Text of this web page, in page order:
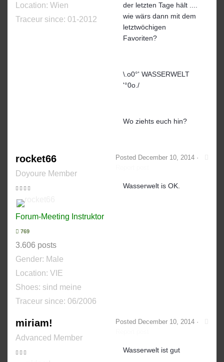
Location: Wien
Traceur since: 01-2012
der letzten Tage hält ....
wie wärs dann mit dem
letztwöchigen
Favoriten?
\.o0°' WASSERWELT
'°0o./
Wo ziehts euch hin?
rocket66
Doyoure Member
Forum-Meeting Instruktor
769
3.606 posts
Gender: Male
Location: VIE
Shoes: sind meine
Traceur since: 06/2006
Posted December 10, 2014 ·
Wasserwelt is OK.
miriam!
Advanced Member
Posted December 10, 2014 ·
Wasserwelt ist gut